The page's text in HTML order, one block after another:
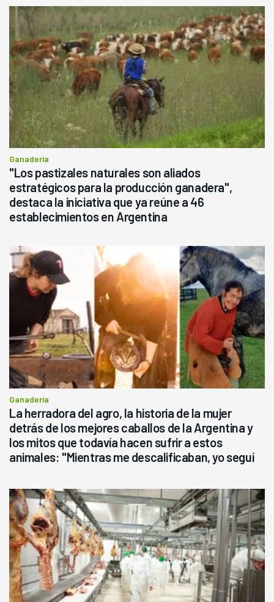
Ganadería
"Los pastizales naturales son aliados
estratégicos para la producción ganadera",
destaca la iniciativa que ya reúne a 46
establecimientos en Argentina
Ganadería
La herradora del agro, la historia de la mujer
detrás de los mejores caballos de la Argentina y
los mitos que todavía hacen sufrir a estos
animales: "Mientras me descalificaban, yo seguí